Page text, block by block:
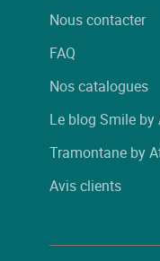
Nous contacter
FAQ
Nos catalogues
Le blog Smile by
Tramontane by
Avis clients